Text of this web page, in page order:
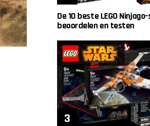
De 10 beste LEGO
beoordelen en testen